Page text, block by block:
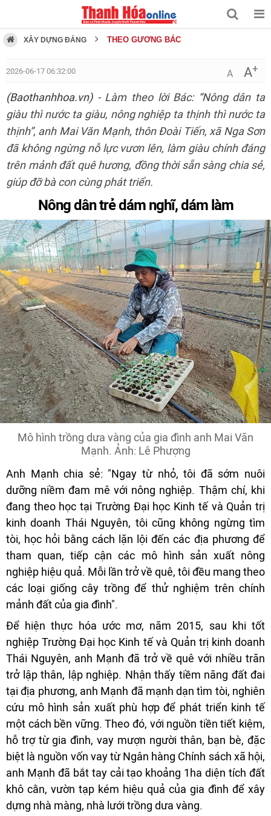
XÂY DỰNG ĐẢNG THEO GƯƠNG BÁC
2026-06-17 06:32:00 A A+
(Baothanhhoa.vn)- Làm theo lời Bác: “Nông dân ta
giàu thì nước ta giàu, nông nghiệp ta thịnh thì nước ta
thịnh”, anh Mai Văn Mạnh, thôn Đoài Tiến, xã Nga Sơn
đã không ngừng nỗ lực vươn lên, làm giàu chính đáng
trên mảnh đất quê hương, đồng thời sẵn sàng chia sẻ,
giúp đỡ bà con cùng phát triển.
Nông dân trẻ dám nghĩ, dám làm
Mô hình trồng dưa vàng của gia đình anh Mai Văn
Mạnh. Ảnh: Lê Phượng
Anh Mạnh chia sẻ: "Ngay từ nhỏ, tôi đã sớm nuôi
dưỡng niềm đam mê với nông nghiệp. Thậm chí, khi
đang theo học tại Trường Đại học Kinh tế và Quản trị
kinh doanh Thái Nguyên, tôi cũng không ngừng tìm
tòi, học hỏi bằng cách lặn lội đến các địa phương để
tham quan, tiếp cận các mô hình sản xuất nông
nghiệp hiệu quả. Mỗi lần trở về quê, tôi đều mang theo
các loại giống cây trồng để thử nghiệm trên chính
mảnh đất của gia đình".
Để hiện thực hóa ước mơ, năm 2015, sau khi tốt
nghiệp Trường Đại học Kinh tế và Quản trị kinh doanh
Thái Nguyên, anh Mạnh đã trở về quê với nhiều trăn
trở lập thân, lập nghiệp. Nhận thấy tiềm năng đất đai
tại địa phương, anh Mạnh đã mạnh dạn tìm tòi, nghiên
cứu mô hình sản xuất phù hợp để phát triển kinh tế
một cách bền vững. Theo đó, với nguồn tiền tiết kiệm,
hỗ trợ từ gia đình, vay mượn người thân, bạn bè, đặc
biệt là nguồn vốn vay từ Ngân hàng Chính sách xã hội,
anh Mạnh đã bắt tay cải tạo khoảng 1ha diện tích đất
khô cằn, vườn tạp kém hiệu quả của gia đình để xây
dựng nhà màng, nhà lưới trồng dưa vàng.